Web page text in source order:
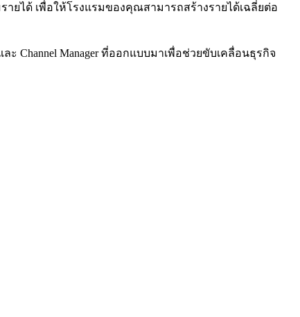
ายได้ เพื่อให้โรงแรมของคุณสามารถสร้างรายได้เฉลี่ยต่อ
ละ Channel Manager ที่ออกแบบมาเพื่อช่วยขับเคลื่อนธุรกิจ